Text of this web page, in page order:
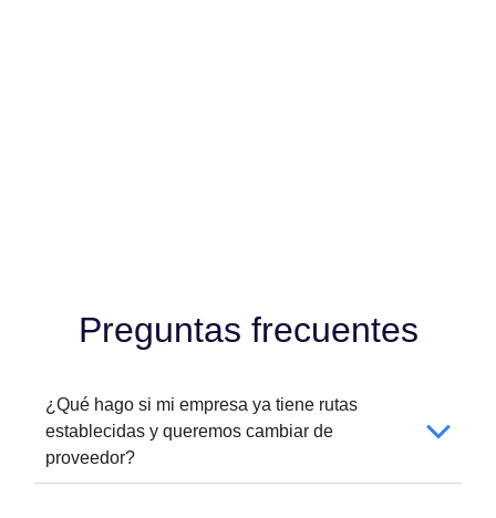
Preguntas frecuentes
¿Qué hago si mi empresa ya tiene rutas
establecidas y queremos cambiar de
proveedor?